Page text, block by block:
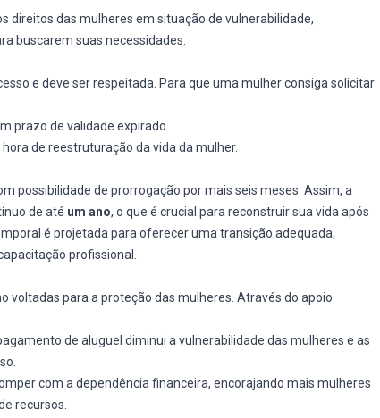
direitos das mulheres em situação de vulnerabilidade,
buscarem suas necessidades.
e deve ser respeitada. Para que uma mulher consiga solicitar
prazo de validade expirado.
de reestruturação da vida da mulher.
possibilidade de prorrogação por mais seis meses. Assim, a
de até um ano, o que é crucial para reconstruir sua vida após
é projetada para oferecer uma transição adequada,
profissional.
voltadas para a proteção das mulheres. Através do apoio
de aluguel diminui a vulnerabilidade das mulheres e as
com a dependência financeira, encorajando mais mulheres
recursos.